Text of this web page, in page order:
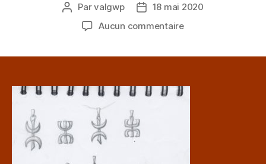
Parvalgwp
18 mai 2020
Aucun commentaire